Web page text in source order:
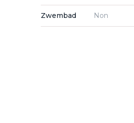
Zwembad Non